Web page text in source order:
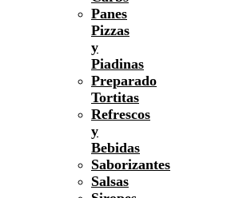
Panes
Pizzas
y
Piadinas
Preparado
Tortitas
Refrescos
y
Bebidas
Saborizantes
Salsas